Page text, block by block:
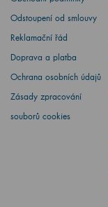
Odstoupení od smlouvy
Reklamační řád
Doprava a platba
Ochrana osobních údajů
Zásady zpracování
souborů cookies